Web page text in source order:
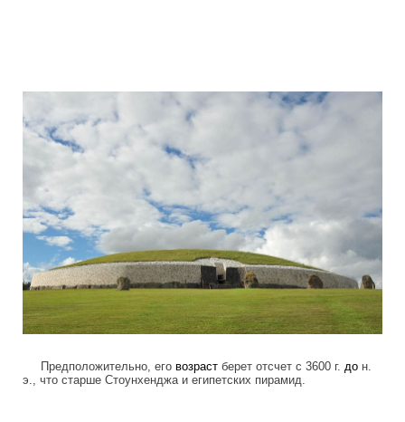
Предположительно, его возраст берет отсчет с 3600 г. до н.
э., что старше Стоунхенджа и египетских пирамид.